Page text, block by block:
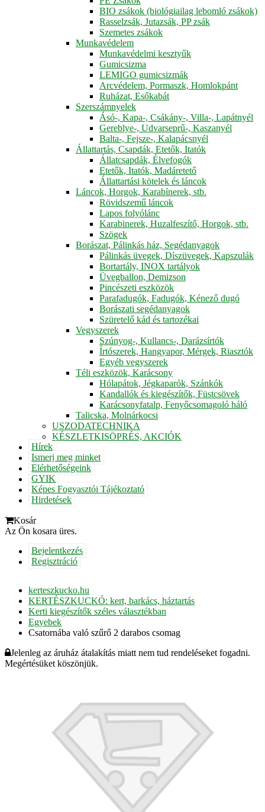
BIO zsákok (biológiailag lebomló zsákok)
Rasselzsák, Jutazsák, PP zsák
Szemetes zsákok
Munkavédelem
Munkavédelmi kesztyűk
Gumicsizma
LEMIGO gumicsizmák
Arcvédelem, Pormaszk, Homlokpánt
Ruházat, Esőkabát
Szerszámnyelek
Ásó-, Kapa-, Csákány-, Villa-, Lapátnyél
Gereblye-, Udvarseprű-, Kaszanyél
Balta-, Fejsze-, Kalapácsnyél
Állattartás, Csapdák, Etetők, Itatók
Állatcsapdák, Élvefogók
Etetők, Itatók, Madáretető
Állattartási kötelek és láncok
Láncok, Horgok, Karabínerek, stb.
Rövidszemű láncok
Lapos folyólánc
Karabinerek, Huzalfeszítő, Horgok, stb.
Szögek
Borászat, Pálinkás ház, Segédanyagok
Pálinkás üvegek, Díszüvegek, Kapszulák
Bortartály, INOX tartályok
Üvegballon, Demizson
Pincészeti eszközök
Parafadugók, Fadugók, Kénező dugó
Borászati segédanyagok
Szüretelő kád és tartozékai
Vegyszerek
Szúnyog-, Kullancs-, Darázsírtók
Írtószerek, Hangyapor, Mérgek, Riasztók
Egyéb vegyszerek
Téli eszközök, Karácsony
Hólapátok, Jégkaparók, Szánkók
Kandallók és kiegészítők, Füstcsövek
Karácsonyfatalp, Fenyőcsomagoló háló
Talicska, Molnárkocsi
USZODATECHNIKA
KÉSZLETKISÖPRÉS, AKCIÓK
Hírek
Ismerj meg minket
Elérhetőségeink
GYIK
Képes Fogyasztói Tájékoztató
Hirdetések
Kosár
Az Ön kosara üres.
Bejelentkezés
Regisztráció
kerteszkucko.hu
KERTÉSZKUCKÓ: kert, barkács, háztartás
Kerti kiegészítők széles választékban
Egyebek
Csatornába való szűrő 2 darabos csomag
Jelenleg az áruház átalakítás miatt nem tud rendeléseket fogadni.
Megértésüket köszönjük.